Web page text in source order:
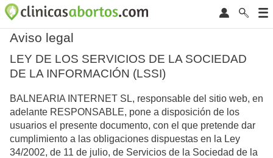
Aviso legal
LEY DE LOS SERVICIOS DE LA SOCIEDAD
DE LA INFORMACIÓN (LSSI)
BALNEARIA INTERNET SL, responsable del sitio web, en
adelante RESPONSABLE, pone a disposición de los
usuarios el presente documento, con el que pretende dar
cumplimiento a las obligaciones dispuestas en la Ley
34/2002, de 11 de julio, de Servicios de la Sociedad de la